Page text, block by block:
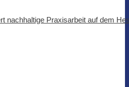
nachhaltige Praxisarbeit auf dem